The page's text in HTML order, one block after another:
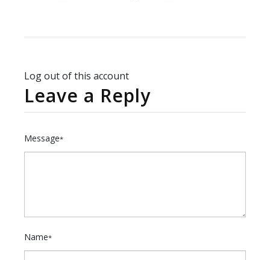
Log out of this account
Leave a Reply
Message*
Name*